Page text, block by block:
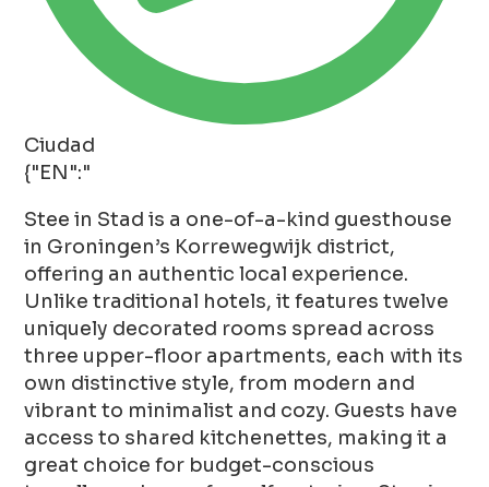
Ciudad
{"EN":"
Stee in Stad is a one-of-a-kind guesthouse
in Groningen’s Korrewegwijk district,
offering an authentic local experience.
Unlike traditional hotels, it features twelve
uniquely decorated rooms spread across
three upper-floor apartments, each with its
own distinctive style, from modern and
vibrant to minimalist and cozy. Guests have
access to shared kitchenettes, making it a
great choice for budget-conscious